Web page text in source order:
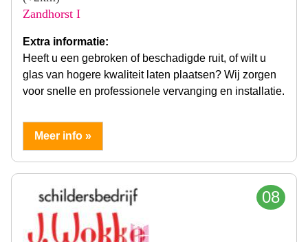
Zandhorst I
Extra informatie:
Heeft u een gebroken of beschadigde ruit, of wilt u
glas van hogere kwaliteit laten plaatsen? Wij zorgen
voor snelle en professionele vervanging en installatie.
Meer info »
08